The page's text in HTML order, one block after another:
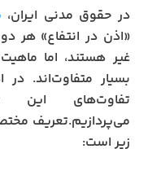
در حقوق مدنی ایران،
«اذن در انتفاع» هر
غیر هستند، اما
بسیار متفاوت‌اند.
تفاوت‌های
می‌پردازیم.تعریف
زیر است: